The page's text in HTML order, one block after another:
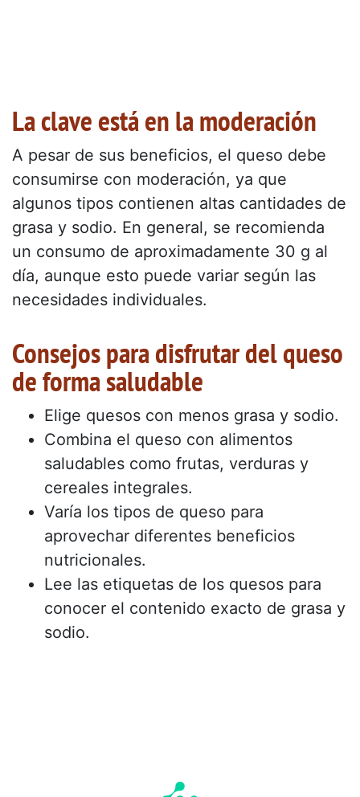
La clave está en la moderación
A pesar de sus beneficios, el queso debe
consumirse con moderación, ya que
algunos tipos contienen altas cantidades de
grasa y sodio. En general, se recomienda
un consumo de aproximadamente 30 g al
día, aunque esto puede variar según las
necesidades individuales.
Consejos para disfrutar del queso
de forma saludable
Elige quesos con menos grasa y sodio.
Combina el queso con alimentos
saludables como frutas, verduras y
cereales integrales.
Varía los tipos de queso para
aprovechar diferentes beneficios
nutricionales.
Lee las etiquetas de los quesos para
conocer el contenido exacto de grasa y
sodio.